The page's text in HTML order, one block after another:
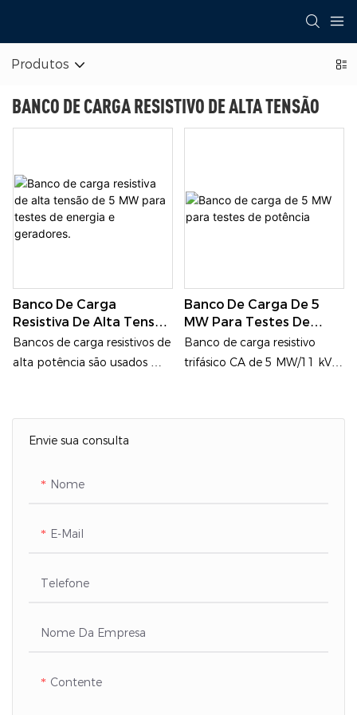
Produtos
BANCO DE CARGA RESISTIVO DE ALTA TENSÃO
Envie sua consulta
Nome
E-Mail
Telefone
Nome Da Empresa
Contente
Banco De Carga
Resistiva De Alta Tensão
De 5 MW Para Testes De
Energia E Geradores.
Bancos de carga resistivos de
alta potência são usados ​​
envelhecimento de sistemas
online.
Banco De Carga De 5
MW Para Testes De
Potência
Banco de carga resistivo
trifásico CA de 5 MW/11 kV
É do tipo contêiner.